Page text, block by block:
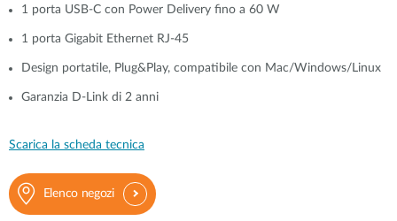
1 porta USB-C con Power Delivery fino a 60 W
1 porta Gigabit Ethernet RJ-45
Design portatile, Plug&Play, compatibile con Mac/Windows/Linux
Garanzia D-Link di 2 anni
Scarica la scheda tecnica
Elenco negozi